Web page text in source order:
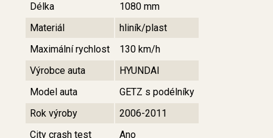
Délka
1080 mm
Materiál
hliník/plast
Maximální rychlost
130 km/h
Výrobce auta
HYUNDAI
Model auta
GETZ s podélníky
Rok výroby
2006-2011
City crash test
Ano